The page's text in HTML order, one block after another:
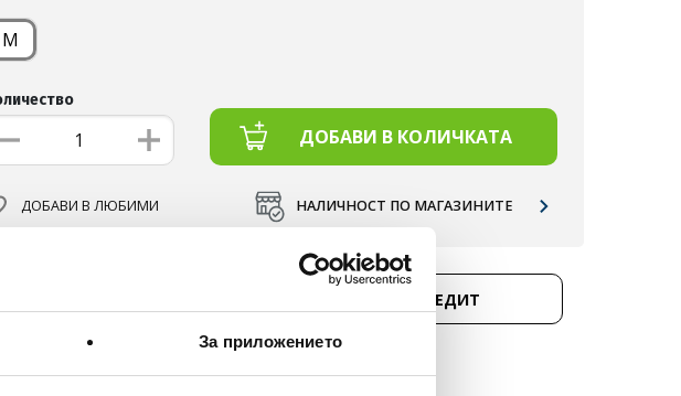
За приложението
M
ДОБАВИ В КОЛИЧКАТА
ДОБАВИ В ЛЮБИМИ НАЛИЧНОСТ ПО МАГАЗИНИТЕ
30 ДНИ БЕЗПЛАТНО ВРЪЩАНЕ
КУПИ НА КРЕДИТ